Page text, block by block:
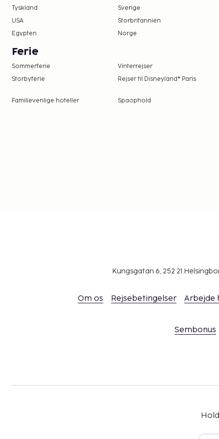
Tyskland
Sverige
USA
Storbritannien
Egypten
Norge
Ferie
Sommerferie Vinterrejser
Storbyferie
Rejser til Disneyland® Paris
Familievenlige hoteller Spaophold
Kungsgatan 6, 252 21
Om os Rejsebetingelser Arbejde
Sembonus